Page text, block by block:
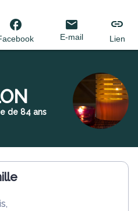
E-mail Lien
de 84 ans